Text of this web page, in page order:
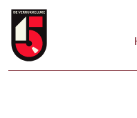
Overslaan
naar